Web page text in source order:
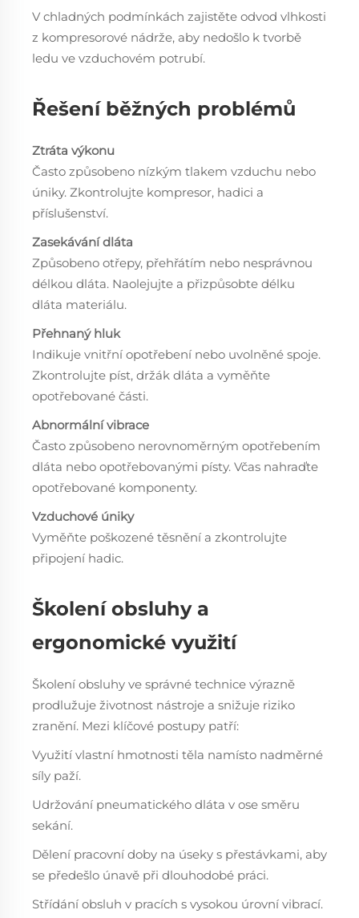
V chladných podmínkách zajistěte odvod vlhkosti
z kompresorové nádrže, aby nedošlo k tvorbě
ledu ve vzduchovém potrubí.
Řešení běžných problémů
Ztráta výkonu
Často způsobeno nízkým tlakem vzduchu nebo
úniky. Zkontrolujte kompresor, hadici a
příslušenství.
Zasekávání dláta
Způsobeno otřepy, přehřátím nebo nesprávnou
délkou dláta. Naolejujte a přizpůsobte délku
dláta materiálu.
Přehnaný hluk
Indikuje vnitřní opotřebení nebo uvolněné spoje.
Zkontrolujte píst, držák dláta a vyměňte
opotřebované části.
Abnormální vibrace
Často způsobeno nerovnoměrným opotřebením
dláta nebo opotřebovanými písty. Včas nahraďte
opotřebované komponenty.
Vzduchové úniky
Vyměňte poškozené těsnění a zkontrolujte
připojení hadic.
Školení obsluhy a
ergonomické využití
Školení obsluhy ve správné technice výrazně
prodlužuje životnost nástroje a snižuje riziko
zranění. Mezi klíčové postupy patří:
Využití vlastní hmotnosti těla namísto nadměrné
síly paží.
Udržování pneumatického dláta v ose směru
sekání.
Dělení pracovní doby na úseky s přestávkami, aby
se předešlo únavě při dlouhodobé práci.
Střídání obsluh v pracích s vysokou úrovní vibrací.